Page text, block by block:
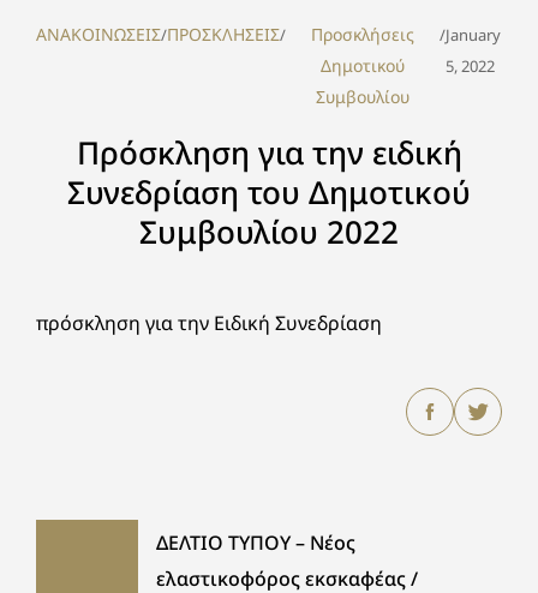
ΑΝΑΚΟΙΝΩΣΕΙΣ/ΠΡΟΣΚΛΗΣΕΙΣ/
Προσκλήσεις
Δημοτικού
Συμβουλίου
/January
5, 2022
Πρόσκληση για την ειδική
Συνεδρίαση του Δημοτικού
Συμβουλίου 2022
πρόσκληση για την Ειδική Συνεδρίαση
ΔΕΛΤΙΟ ΤΥΠΟΥ – Νέος
ελαστικοφόρος εκσκαφέας /